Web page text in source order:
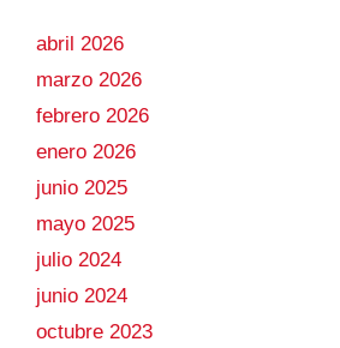
abril 2026
marzo 2026
febrero 2026
enero 2026
junio 2025
mayo 2025
julio 2024
junio 2024
octubre 2023